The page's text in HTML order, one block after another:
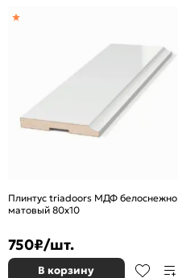
Плинтус triadoors МДФ белоснежно
матовый 80x10
750₽/шт.
В корзину